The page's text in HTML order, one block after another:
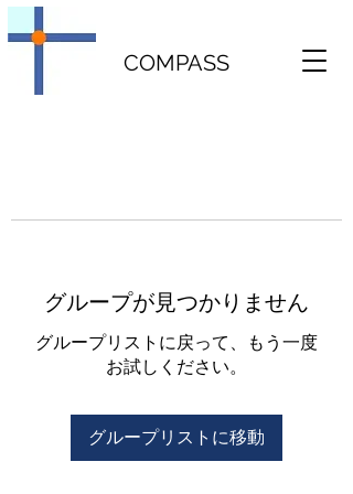
COMPASS
グループが見つかりません
グループリストに戻って、もう一度
お試しください。
グループリストに移動